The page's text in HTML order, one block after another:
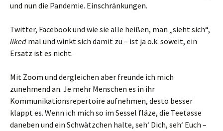
und nun die Pandemie. Einschränkungen.
Twitter, Facebook und wie sie alle heißen, man „sieht sich“,
liked mal und winkt sich damit zu – ist ja o.k. soweit, ein
Ersatz ist es nicht.
Mit Zoom und dergleichen aber freunde ich mich
zunehmend an. Je mehr Menschen es in ihr
Kommunikationsrepertoire aufnehmen, desto besser
klappt es. Wenn ich mich so im Sessel fläze, die Teetasse
daneben und ein Schwätzchen halte, seh‘ Dich, seh‘ Euch –